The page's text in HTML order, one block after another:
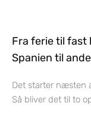
Fra ferie til fast
Spanien til
Det starter næsten
Så bliver det til to